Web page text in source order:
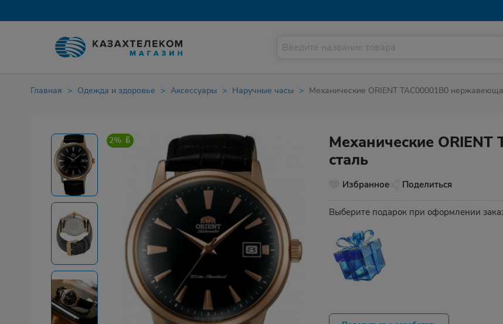
Главная Одежда и здоровье Аксессуары Наручные часы Механические ORIENT TAC00001B0
2%
Механические
сталь
Избранное Поделиться
Выберите подарок при оформлении